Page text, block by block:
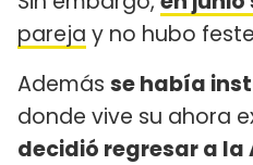
pareja y no hubo
Además se había
donde vive su ahora
decidió regresar a